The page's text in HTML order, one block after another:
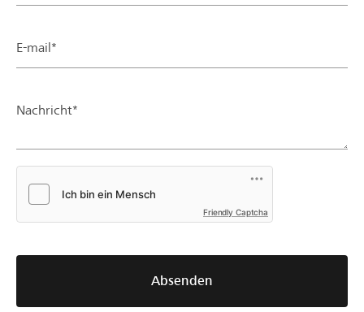
E-mail*
Nachricht*
Friendly Captcha
Absenden